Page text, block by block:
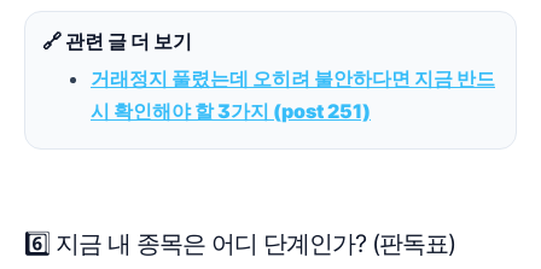
🔗 관련 글 더 보기
거래정지 풀렸는데 오히려 불안하다면 지금 반드
시 확인해야 할 3가지 (post 251)
6️⃣ 지금 내 종목은 어디 단계인가? (판독표)